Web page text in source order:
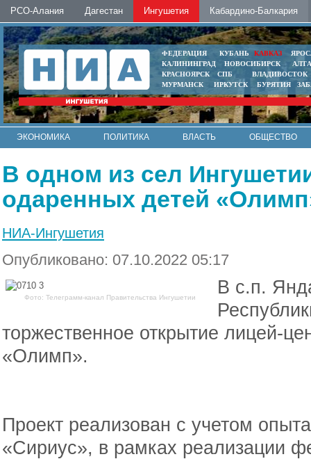
РСО-Алания Дагестан Ингушетия Кабардино-Балкария
ФЕДЕРАЦИЯ КУБАНЬ КАВКАЗ
КАЛИНИНГРАД
НОВОСИБИРСК
КРАСНОЯРСК
СПБ
ВЛАДИВОСТОК
МУРМАНСК
ИРКУТСК БУРЯТИЯ
ЭКОНОМИКА ПОЛИТИКА ВЛАСТЬ
ОБЩЕСТВО
В одном из сел
одаренных детей
НИА-Ингушетия
Опубликовано: 07.10.2022 05:17
Фото: Телеграмм-канал Правительства Ингушетии
В с.п.
торжественное открытие лицей-
«Олимп».
Проект реализован с учетом
«Сириус», в рамках реализации